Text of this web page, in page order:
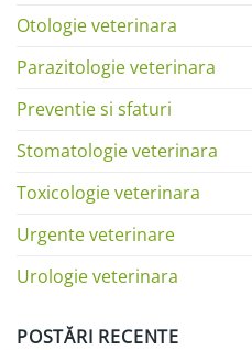
Otologie veterinara
Parazitologie veterinara
Preventie si sfaturi
Stomatologie veterinara
Toxicologie veterinara
Urgente veterinare
Urologie veterinara
POSTĂRI RECENTE